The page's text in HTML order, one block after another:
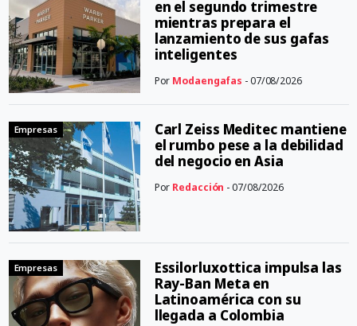
en el segundo trimestre
mientras prepara el
lanzamiento de sus gafas
inteligentes
Por Modaengafas - 07/08/2026
Empresas
Carl Zeiss Meditec mantiene
el rumbo pese a la debilidad
del negocio en Asia
Por Redacción - 07/08/2026
Empresas
Essilorluxottica impulsa las
Ray-Ban Meta en
Latinoamérica con su
llegada a Colombia